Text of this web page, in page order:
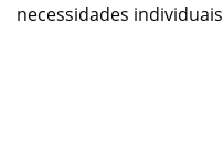
necessidades